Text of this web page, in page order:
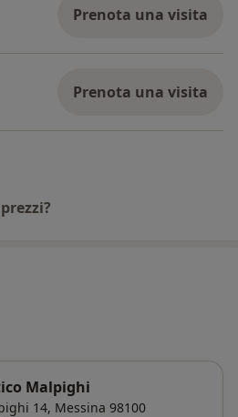
Prenota una visita
Prenota una visita
Malpighi
14, Messina 98100